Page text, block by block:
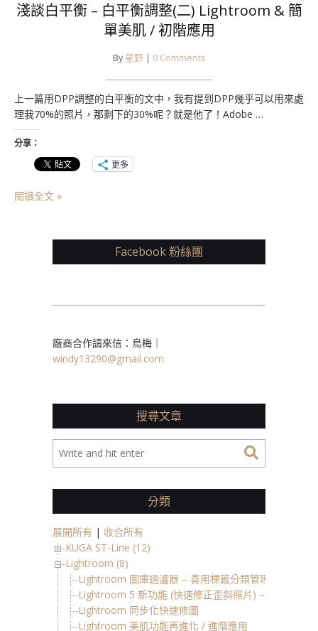
淺談白平衡 – 白平衡調整(二) Lightroom & 簡
單美肌 / 初階應用
By 星野 | 0 Comments
上一篇用DPP調整的白平衡的文中，我有提到DPP幾乎可以用來處
理我70%的照片，那剩下的30%呢？就是他了！Adobe …
分享：
更多
閱讀全文 »
Facebook 粉絲團
廠商合作請來信：烏梅｜
windy13290@gmail.com
搜尋文章
分類
展開所有 | 收合所有
KUGA ST-Line (12)
Lightroom (8)
Lightroom 圖庫過瀘器 – 善用標籤分類管理相片 (同
Lightroom 5 新功能 (快速修正歪斜照片) – Upright
Lightroom 同步化快速修圖
Lightroom 美肌功能再進化 / 進階應用